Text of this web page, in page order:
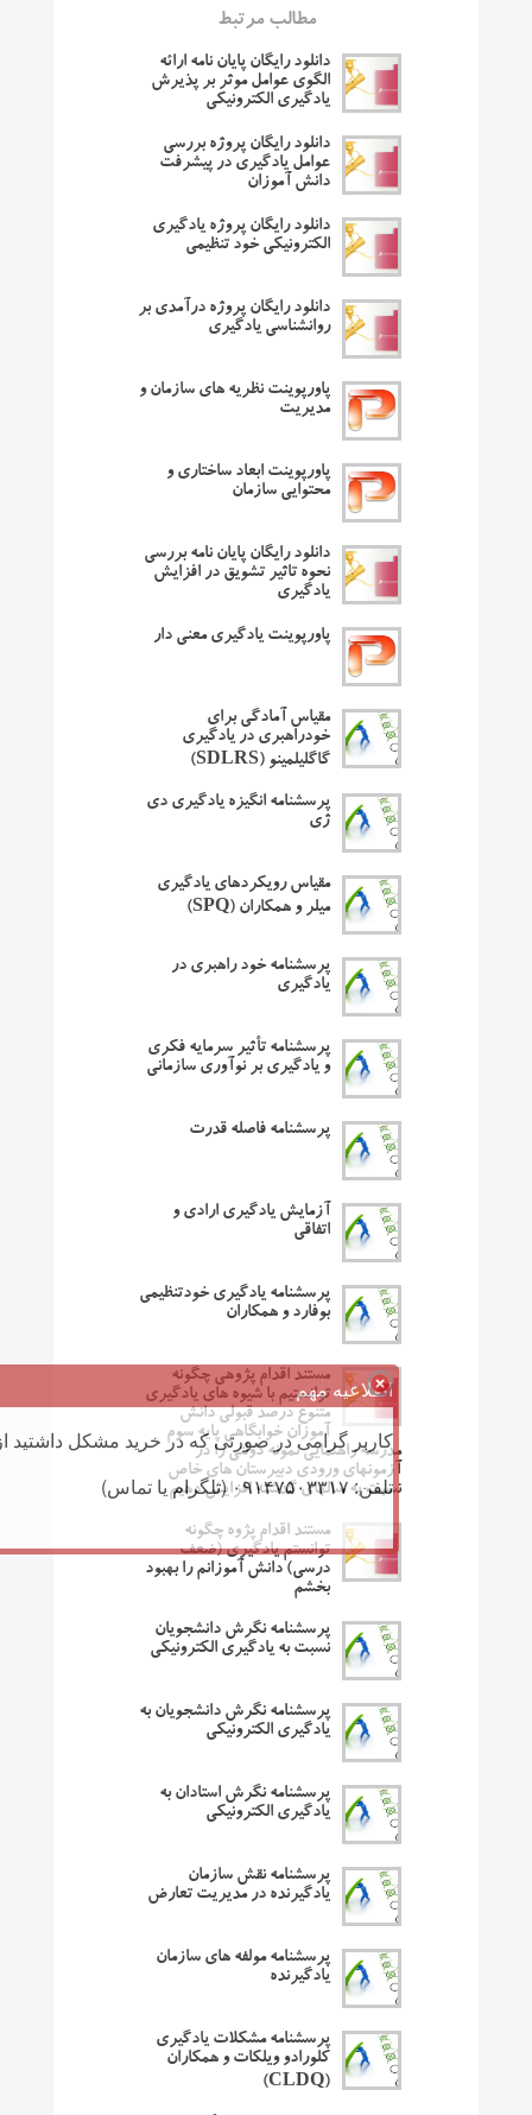
مطالب مرتبط
دانلود رایگان پایان نامه ارائه
الگوی عوامل موثر بر پذیرش
یادگیری الکترونیکی
دانلود رایگان پروژه بررسی
عوامل یادگیری در پیشرفت
دانش آموزان
دانلود رایگان پروژه یادگیری
الکترونیکی خود تنظیمی
دانلود رایگان پروژه درآمدی بر
روانشناسی یادگیری
پاورپوینت نظریه های سازمان و
مدیریت
پاورپوینت ابعاد ساختاری و
محتوایی سازمان
دانلود رایگان پایان نامه بررسی
نحوه تاثیر تشویق در افزایش
یادگیری
پاورپوینت یادگیری معنی دار
مقیاس آمادگی برای
خودراهبری در یادگیری
گاگلیلمینو (SDLRS)
پرسشنامه انگیزه یادگیری دی
ژی
مقیاس رویکردهای یادگیری
میلر و همکاران (SPQ)
پرسشنامه خود راهبری در
یادگیری
پرسشنامه تأثیر سرمایه فکری
و یادگیری بر نوآوری سازمانی
پرسشنامه فاصله قدرت
آزمایش یادگیری ارادی و
اتفاقی
پرسشنامه یادگیری خودتنظیمی
بوفارد و همکاران
مستند اقدام پژوهی چگونه
توانستیم با شیوه های یادگیری
متنوع درصد قبولی دانش
آموزان خوابگاهی پایه سوم
مدرسه راهنمایی نمونه دولتی را در
آزمونهای ورودی دبیرستان های خاص
نسبت به سالهای گذشته افزایش دهیم
مستند اقدام پژوه چگونه
توانستم یادگیری (ضعف
درسی) دانش آموزانم را بهبود
بخشم
پرسشنامه نگرش دانشجویان
نسبت به یادگیری الکترونیکی
پرسشنامه نگرش دانشجویان به
یادگیری الکترونیکی
پرسشنامه نگرش استادان به
یادگیری الکترونیکی
پرسشنامه نقش سازمان
یادگیرنده در مدیریت تعارض
پرسشنامه مولفه های سازمان
یادگیرنده
پرسشنامه مشکلات یادگیری
کلورادو ویلکات و همکاران
(CLDQ)
اطلاعیه مهم
کاربر گرامی در صورتی که در خرید مشکل داشتید
تلفن: ۰۹۱۴۷۵۰۳۳۱۷ (تلگرام یا تماس)